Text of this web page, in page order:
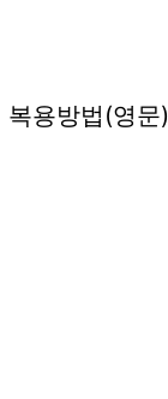
복용방법(영문)